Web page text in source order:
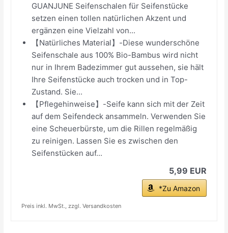
GUANJUNE Seifenschalen für Seifenstücke
setzen einen tollen natürlichen Akzent und
ergänzen eine Vielzahl von...
【Natürliches Material】-Diese wunderschöne
Seifenschale aus 100% Bio-Bambus wird nicht
nur in Ihrem Badezimmer gut aussehen, sie hält
Ihre Seifenstücke auch trocken und in Top-
Zustand. Sie...
【Pflegehinweise】-Seife kann sich mit der Zeit
auf dem Seifendeck ansammeln. Verwenden Sie
eine Scheuerbürste, um die Rillen regelmäßig
zu reinigen. Lassen Sie es zwischen den
Seifenstücken auf...
5,99 EUR
*Zu Amazon
Preis inkl. MwSt., zzgl. Versandkosten